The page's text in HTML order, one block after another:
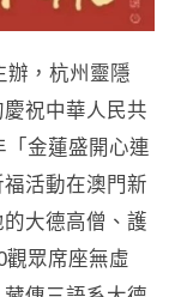
辦，杭州靈隱
祝中華人民共
「金蓮盛開心連
活動在澳門新
大德高僧、護
觀眾席座無虛